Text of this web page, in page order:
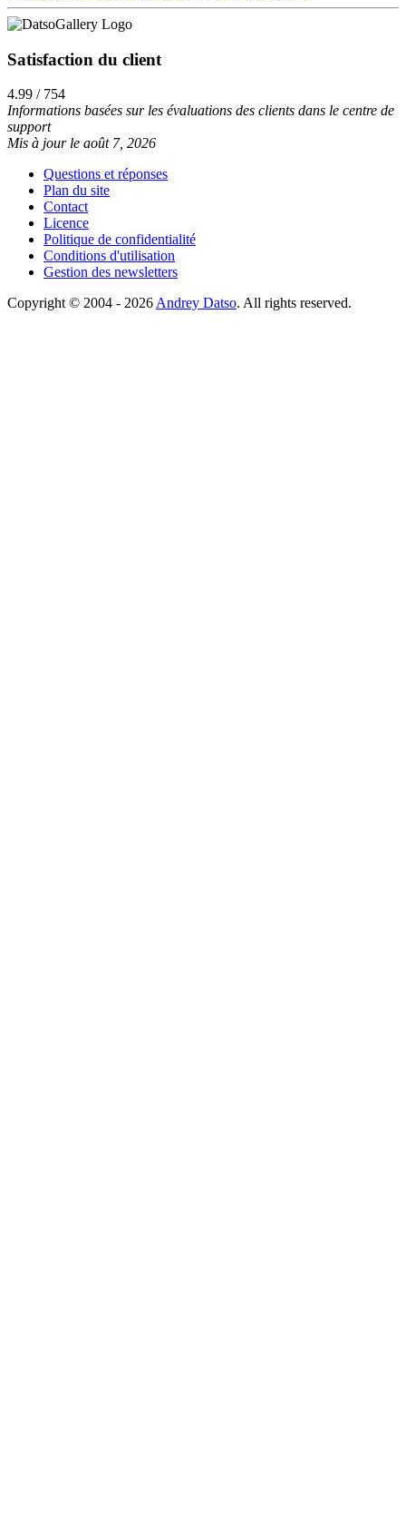
Satisfaction du client
4.99 / 754
Informations basées sur les évaluations des clients dans le centre de
support
Mis à jour le août 7, 2026
Questions et réponses
Plan du site
Contact
Licence
Politique de confidentialité
Conditions d'utilisation
Gestion des newsletters
Copyright © 2004 - 2026Andrey Datso. All rights reserved.